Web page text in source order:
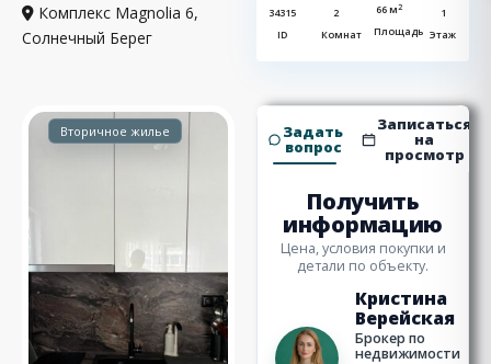
Комплекс Magnolia 6,
Солнечный Берег
34315
ID
2
Комнат
66 м2
Площадь
1
Этаж
Вторичное жилье Задать
вопрос
Записаться
на
просмотр
Получить
информацию
Цена, условия покупки и
детали по объекту.
Кристина
Верейская
Брокер по
недвижимости